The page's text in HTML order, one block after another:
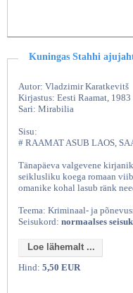
Kuningas Stahhi
Autor: Vladzimir Karatkevitš
Kirjastus: Eesti Raamat, 1983
Sari: Mirabilia
Sisu:
# RAAMAT ASUB LAOS,
Tänapäeva valgevene
seiklusliku koega romaan
omanike kohal lasub ränk
Teema: Kriminaal- ja
Seisukord: normaalses
Loe lähemalt ...
Hind: 5,50 EUR